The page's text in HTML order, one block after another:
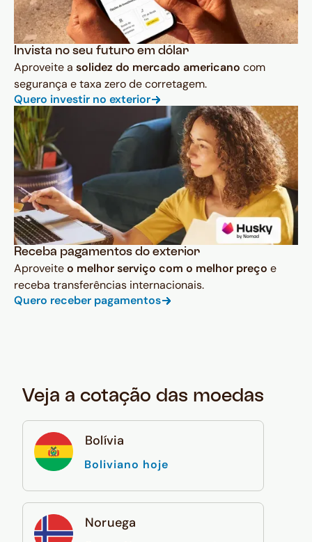
Invista no seu futuro em dólar
Aproveite a solidez do mercado americano com
segurança e taxa zero de corretagem.
Quero investir no exterior
Receba pagamentos do exterior
Aproveiteo melhor serviço com o melhor preço e
receba transferências internacionais.
Quero receber pagamentos
Veja a cotação das moedas
Bolívia
Boliviano hoje
Noruega